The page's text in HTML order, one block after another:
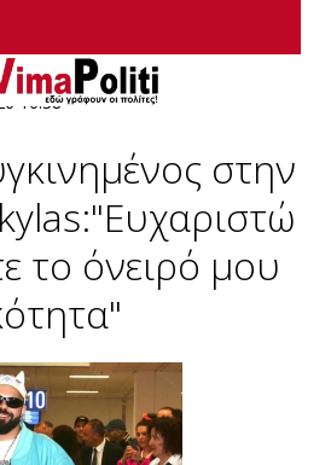
τροφοδοσία RSS
16:38
στην
το όνειρό μου